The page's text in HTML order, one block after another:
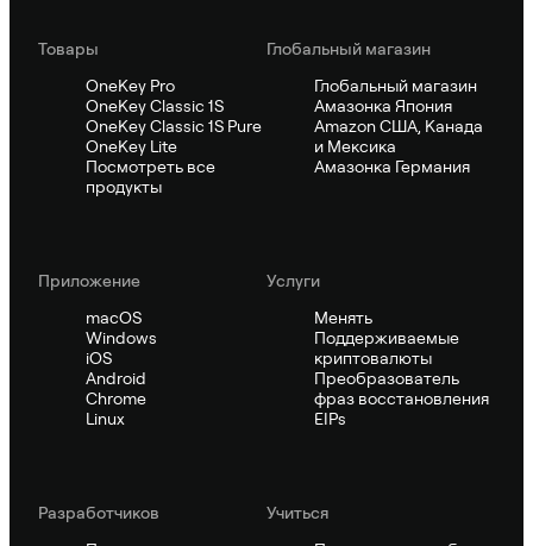
Товары
OneKey Pro
OneKey Classic 1S
OneKey Classic 1S Pure
OneKey Lite
Посмотреть все
продукты
Глобальный магазин
Глобальный магазин
Амазонка Япония
Amazon США, Канада
и Мексика
Амазонка Германия
Приложение
macOS
Windows
iOS
Android
Chrome
Linux
Услуги
Менять
Поддерживаемые
криптовалюты
Преобразователь
фраз восстановления
EIPs
Pазработчиков
Учиться